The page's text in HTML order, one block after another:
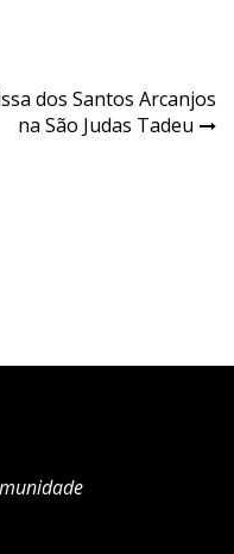
dos Santos Arcanjos
na São Judas Tadeu